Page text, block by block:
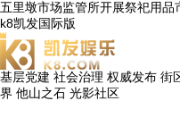
五里墩市场监管所开展祭祀用
k8凯发国际版
基层党建 社会治理 权威发布 街
界 他山之石 光影社区